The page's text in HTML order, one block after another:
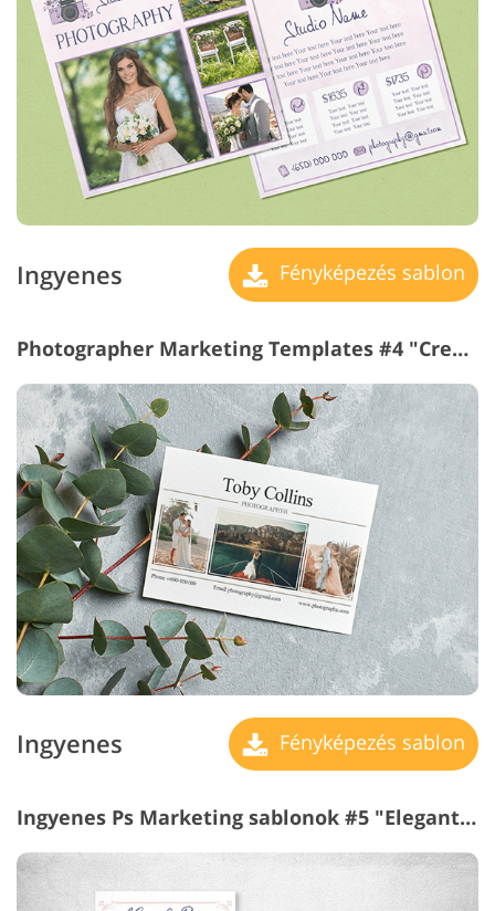
Ingyenes Fényképezés sablon
Photographer Marketing Templates #4 "Creamy Wedding"
Ingyenes Fényképezés sablon
Ingyenes Ps Marketing sablonok #5 "Elegant Wedding"